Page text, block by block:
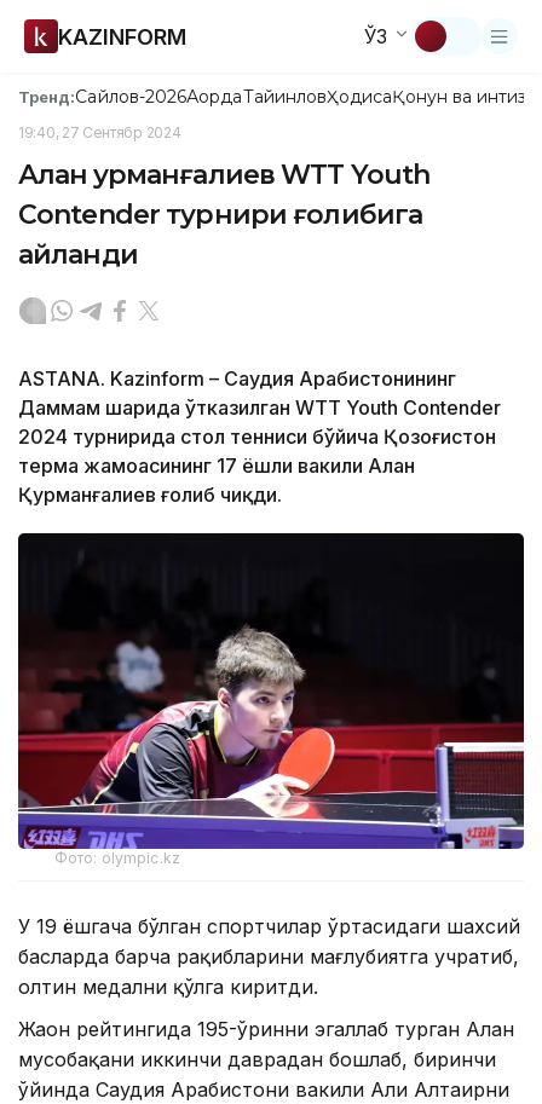
KAZINFORM ЎЗ
Тренд:Сайлов-2026АқордаТайинловҲодисаҚонун ва
19:40, 27 Сентябр 2024
Алан Қурманғалиев WTT Youth
Contender турнири ғолибига
айланди
ASTANA. Kazinform – Саудия Арабистонининг
Даммам шаҳрида ўтказилган WTT Youth Contender
2024 турнирида стол тенниси бўйича Қозоғистон
терма жамоасининг 17 ёшли вакили Алан
Қурманғалиев ғолиб чиқди.
Фото: olympic.kz
У 19 ёшгача бўлган спортчилар ўртасидаги шахсий
баҳсларда барча рақибларини мағлубиятга учратиб,
олтин медални қўлга киритди.
Жаҳон рейтингида 195-ўринни эгаллаб турган Алан
мусобақани иккинчи даврадан бошлаб, биринчи
ўйинда Саудия Арабистони вакили Али Алтаирни